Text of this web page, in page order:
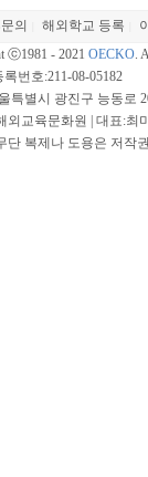
의 해외학교 등록
ⓒ1981 - 2021 OECKO.
번호:211-08-05182
특별시 광진구 능동로
외교육문화원 | 대표:최
복제나 도용은 저